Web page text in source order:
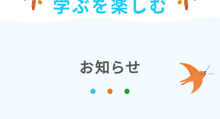
お知らせ